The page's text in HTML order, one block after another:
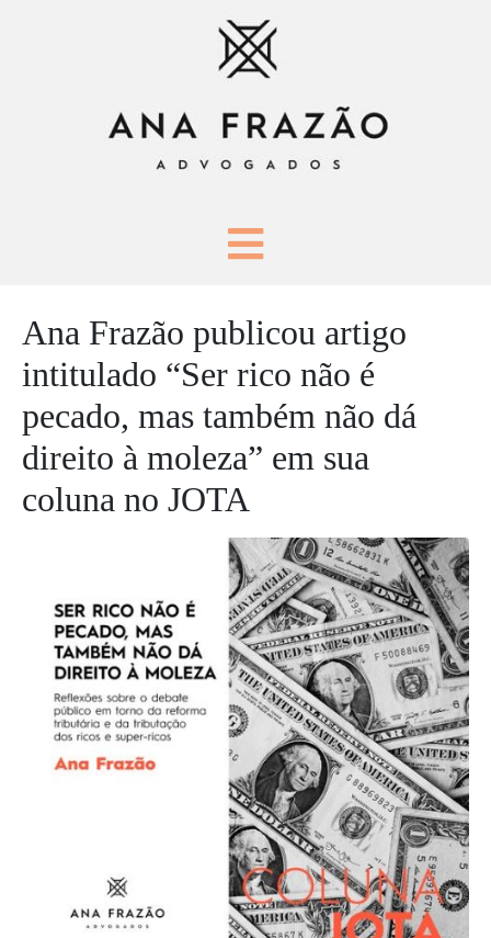
Ana Frazão publicou artigo
intitulado “Ser rico não é
pecado, mas também não dá
direito à moleza” em sua
coluna no JOTA